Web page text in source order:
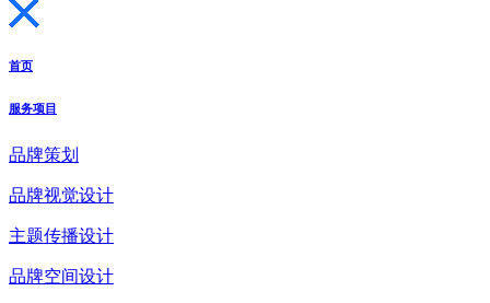
首页
服务项目
品牌策划
品牌视觉设计
主题传播设计
品牌空间设计